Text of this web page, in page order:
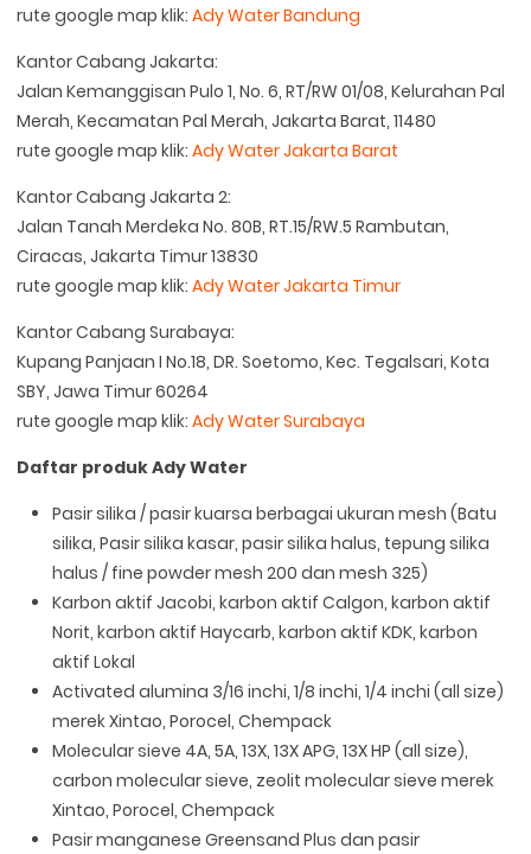
rute google map klik:Ady Water Bandung
Kantor Cabang Jakarta:
Jalan Kemanggisan Pulo 1, No. 6, RT/RW 01/08, Kelurahan Pal
Merah, Kecamatan Pal Merah, Jakarta Barat, 11480
rute google map klik:Ady Water Jakarta Barat
Kantor Cabang Jakarta 2:
Jalan Tanah Merdeka No. 80B, RT.15/RW.5 Rambutan,
Ciracas, Jakarta Timur 13830
rute google map klik:Ady Water Jakarta Timur
Kantor Cabang Surabaya:
Kupang Panjaan I No.18, DR. Soetomo, Kec. Tegalsari, Kota
SBY, Jawa Timur 60264
rute google map klik:Ady Water Surabaya
Daftar produk Ady Water
Pasir silika / pasir kuarsa berbagai ukuran mesh (Batu
silika, Pasir silika kasar, pasir silika halus, tepung silika
halus / fine powder mesh 200 dan mesh 325)
Karbon aktif Jacobi, karbon aktif Calgon, karbon aktif
Norit, karbon aktif Haycarb, karbon aktif KDK, karbon
aktif Lokal
Activated alumina 3/16 inchi, 1/8 inchi, 1/4 inchi (all size)
merek Xintao, Porocel, Chempack
Molecular sieve 4A, 5A, 13X, 13X APG, 13X HP (all size),
carbon molecular sieve, zeolit molecular sieve merek
Xintao, Porocel, Chempack
Pasir manganese Greensand Plus dan pasir